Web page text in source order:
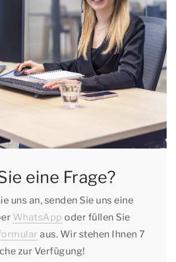
eine Frage?
uns an, senden Sie uns eine
WhatsApp oder füllen Sie
aus. Wir stehen Ihnen 7
zur Verfügung!